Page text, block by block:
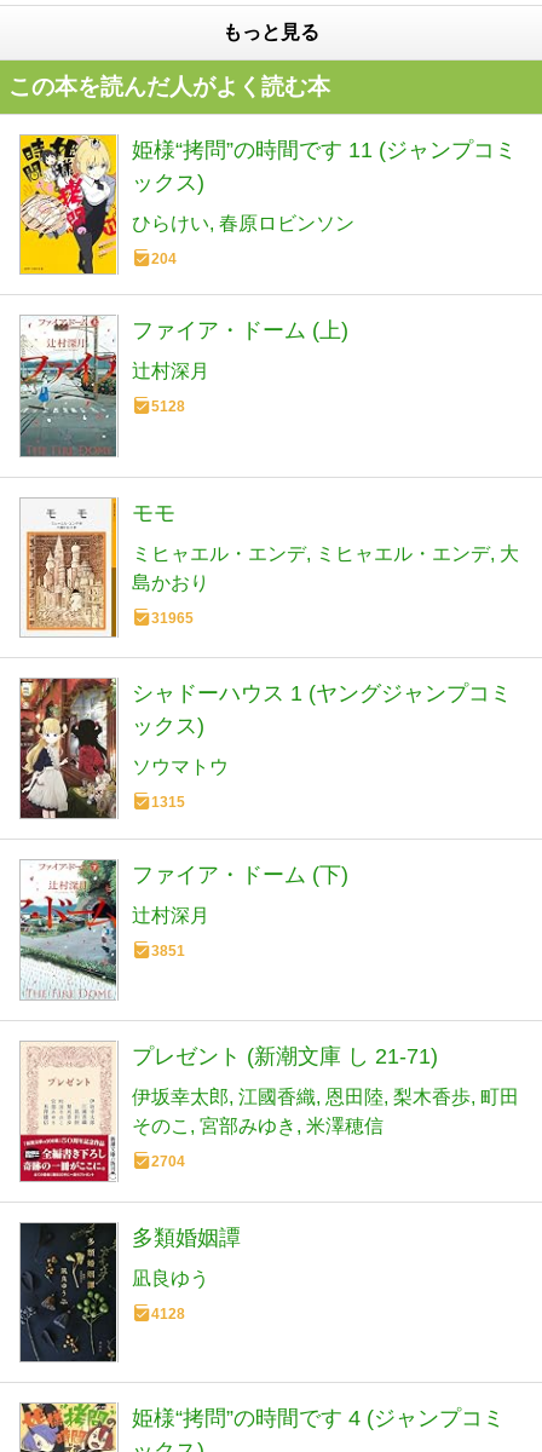
もっと見る
この本を読んだ人がよく読む本
姫様“拷問”の時間です 11 (ジャンプコミ
ックス)
ひらけい 春原ロビンソン
204
ファイア・ドーム (上)
辻村深月
5128
モモ
ミヒャエル・エンデ ミヒャエル・エンデ 大
島かおり
31965
シャドーハウス 1 (ヤングジャンプコミ
ックス)
ソウマトウ
1315
ファイア・ドーム (下)
辻村深月
3851
プレゼント (新潮文庫 し 21-71)
伊坂幸太郎 江國香織 恩田陸 梨木香歩 町田
そのこ
宮部みゆき 米澤穂信
2704
多類婚姻譚
凪良ゆう
4128
姫様“拷問”の時間です 4 (ジャンプコミ